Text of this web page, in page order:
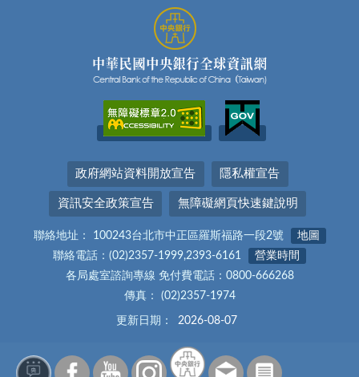
政府網站資料開放宣告 隱私權宣告
資訊安全政策宣告 無障礙網頁快速鍵說明
聯絡地址： 100243台北市中正區羅斯福路一段2號
地圖
聯絡電話：(02)2357-1999,2393-6161
營業時間
各局處室諮詢專線 免付費電話：0800-666268
傳真： (02)2357-1974
更新日期： 2026-08-07